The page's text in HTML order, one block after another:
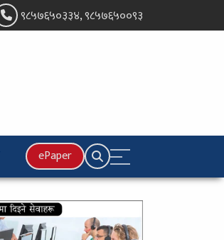
९८५७६५०३३४, ९८५७६५००९३
ePaper